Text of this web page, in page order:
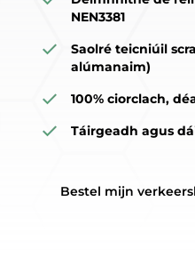
NEN3381
Saolré teicniúil
alúmanaim)
100% ciorclach,
Táirgeadh agus
Bestel mijn